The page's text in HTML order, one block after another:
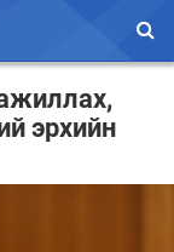
эрхийн